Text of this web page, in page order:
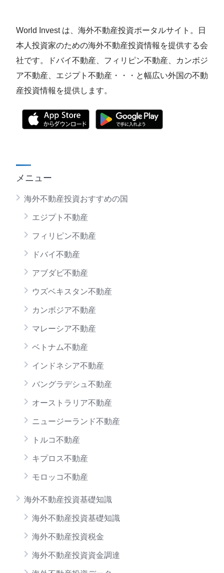
World Invest は、海外不動産投資ポータルサイト。日
本人投資家のための海外不動産投資情報を提供する会
社です。ドバイ不動産、フィリピン不動産、カンボジ
ア不動産、エジプト不動産・・・と幅広い外国の不動
産投資情報を提供します。
メニュー
海外不動産投資おすすめの国
エジプト不動産
フィリピン不動産
ドバイ不動産
アブダビ不動産
ウズベキスタン不動産
カンボジア不動産
マレーシア不動産
ベトナム不動産
インドネシア不動産
バングラデシュ不動産
オーストラリア不動産
ニュージーランド不動産
トルコ不動産
キプロス不動産
モロッコ不動産
海外不動産投資基礎知識
海外不動産投資基礎知識
海外不動産投資税金
海外不動産投資資金調達